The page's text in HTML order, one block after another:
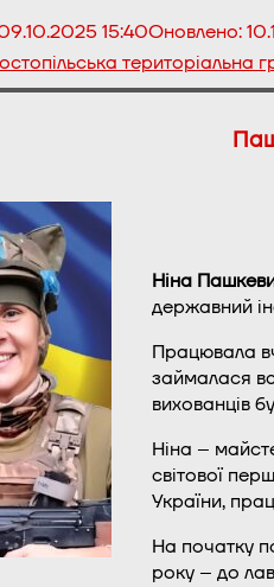
15:40Оновлено:
територіальна
Ніна
державний
Працювала
займалася
вихованців
Ніна –
світової
України,
На початку
року – до